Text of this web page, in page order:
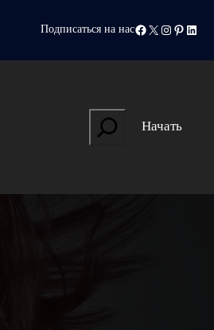
Подписаться на насFacebook
X Instagram
Search
Начать